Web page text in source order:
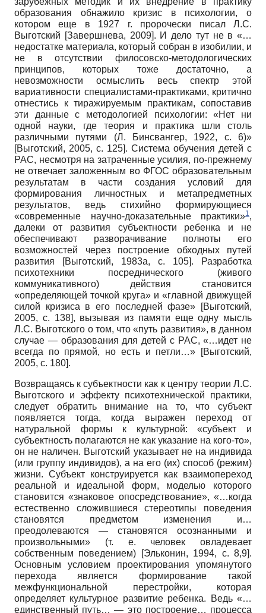
образования обнажило кризис в психологии, о
котором еще в 1927 г. пророчески писал Л.С.
Выготский [Завершнева, 2009]. И дело тут не в «…
недостатке материала, который собран в изобилии, и
не в отсутствии филосовско-методологических
принципов, которых тоже достаточно, а
невозможности осмыслить весь спектр этой
вариативности специалистами-практиками, критично
отнестись к тиражируемым практикам, сопоставив
эти данные с методологией психологии: «Нет ни
одной науки, где теория и практика шли столь
различными путями (Л. Бинсвангер, 1922, с. 6)»
[Выготский, 2005, с. 125]. Система обучения детей с
РАС, несмотря на затраченные усилия, по-прежнему
не отвечает заложенным во ФГОС образовательным
результатам в части создания условий для
формирования личностных и метапредметных
результатов, ведь стихийно формирующиеся
«современные научно-доказательные практики»1,
далеки от развития субъектности ребенка и не
обеспечивают разворачивание полноты его
возможностей через построение обходных путей
развития
[Выготский, 1983а, с. 105]. Разработка
психотехники посреднического (живого
коммуникативного) действия становится
«определяющей точкой круга» и «главной движущей
силой кризиса в его последней фазе»
[Выготский,
2005, с. 138], вызывая из памяти еще одну мысль
Л.С. Выготского о том, что «путь развития», в данном
случае — образования для детей с РАС, «…идет не
всегда по прямой, но есть и петли…»
[Выготский,
2005, с. 180].
Возвращаясь к субъектности как к центру теории Л.С.
Выготского и эффекту психотехнической практики,
следует обратить внимание на то, что субъект
появляется тогда, когда выражен переход от
натуральной формы к культурной: «субъект и
субъектность полагаются не как указание на кого-то»,
он не наличен. Выготский указывает не на индивида
(или группу индивидов), а на его (их) способ (режим)
жизни. Субъект конструируется как взаимопереход
реальной и идеальной форм, моделью которого
становится «знаковое опосредствование», «…когда
естественно сложившиеся стереотипы поведения
становятся предметом изменения и…
преодолеваются — становятся осознанными и
произвольными» (т. е. человек овладевает
собственным поведением)
[Эльконин, 1994, с. 8,9].
Основным условием проектирования упомянутого
перехода является формирование такой
межфункциональной перестройки, которая
определяет культурное развитие ребенка. Ведь «…
единственный путь… — это построение… процесса